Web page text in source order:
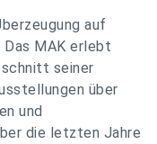
auf
Das MAK erlebt
seiner
über
und
die letzten Jahre